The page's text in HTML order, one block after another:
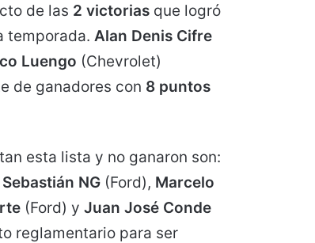
de las 2 victorias que logró
temporada. Alan Denis Cifre
Luengo (Chevrolet)
de ganadores con 8 puntos
esta lista y no ganaron son:
Sebastián NG (Ford), Marcelo
(Ford) y Juan José Conde
reglamentario para ser